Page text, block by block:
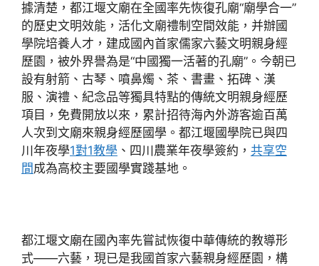
據清楚，都江堰文廟在全國率先恢復孔廟“廟學合一”
的歷史文明效能，活化文廟禮制空間效能，并辦國
學院培養人才，建成國內首家儒家六藝文明親身經
歷園，被外界譽為是“中國獨一活著的孔廟”。今朝已
設有射箭、古琴、噴鼻燭、茶、書畫、拓碑、漢
服、演禮、紀念品等獨具特點的傳統文明親身經歷
項目，免費開放以來，累計招待海內外游客逾百萬
人次到文廟來親身經歷國學。都江堰國學院已與四
川年夜學1對1教學 、四川農業年夜學簽約， 共享空
間成為高校主要國學實踐基地。
都江堰文廟在國內率先嘗試恢復中華傳統的教導形
式——六藝，現已是我國首家六藝親身經歷園，構